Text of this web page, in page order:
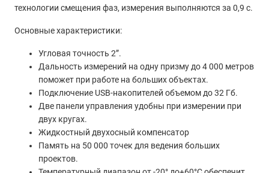
технологии смещения фаз, измерения выполняются за 0,9 с.
Основные характеристики:
Угловая точность 2”.
Дальность измерений на одну призму до 4 000 метров
поможет при работе на больших объектах.
Подключение USB-накопителей объемом до 32 Гб.
Две панели управления удобны при измерении при
двух кругах.
Жидкостный двухосный компенсатор
Память на 50 000 точек для ведения больших
проектов.